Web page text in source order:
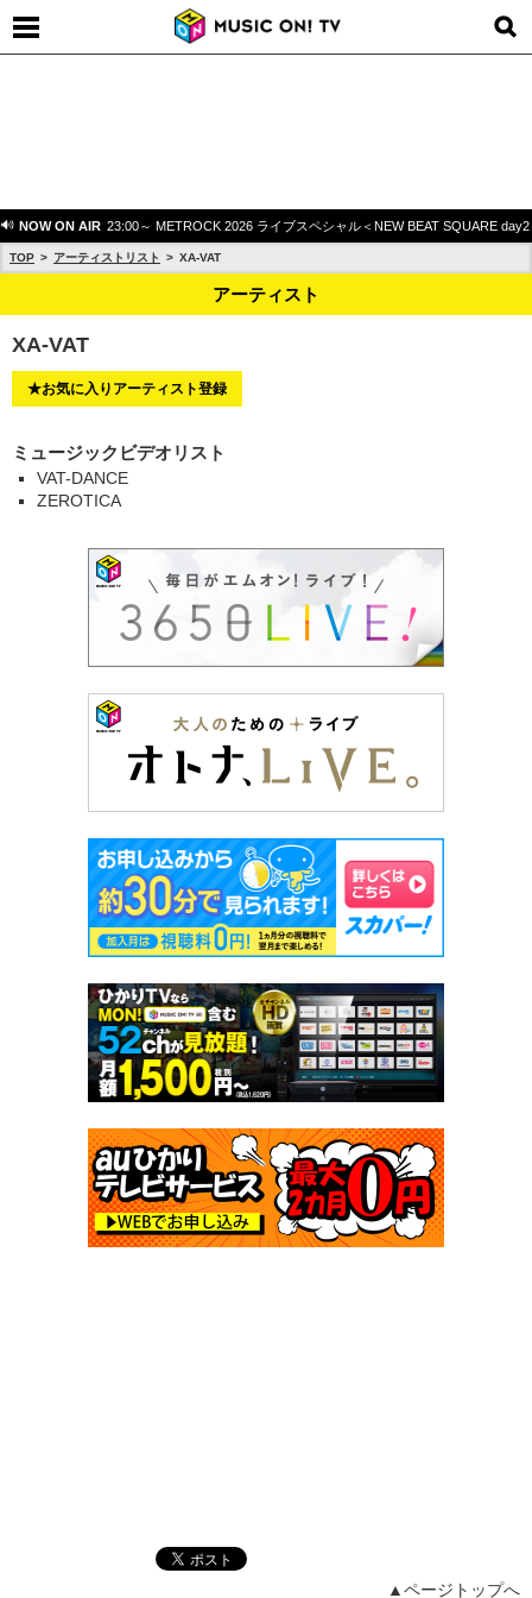
NOW ON AIR 23:00～ METROCK 2026 ライブスペシャル＜NEW BEAT SQUARE day2
TOP アーティストリスト XA-VAT
アーティスト
XA-VAT
★お気に入りアーティスト登録
ミュージックビデオリスト
VAT-DANCE
ZEROTICA
▲ページトップへ